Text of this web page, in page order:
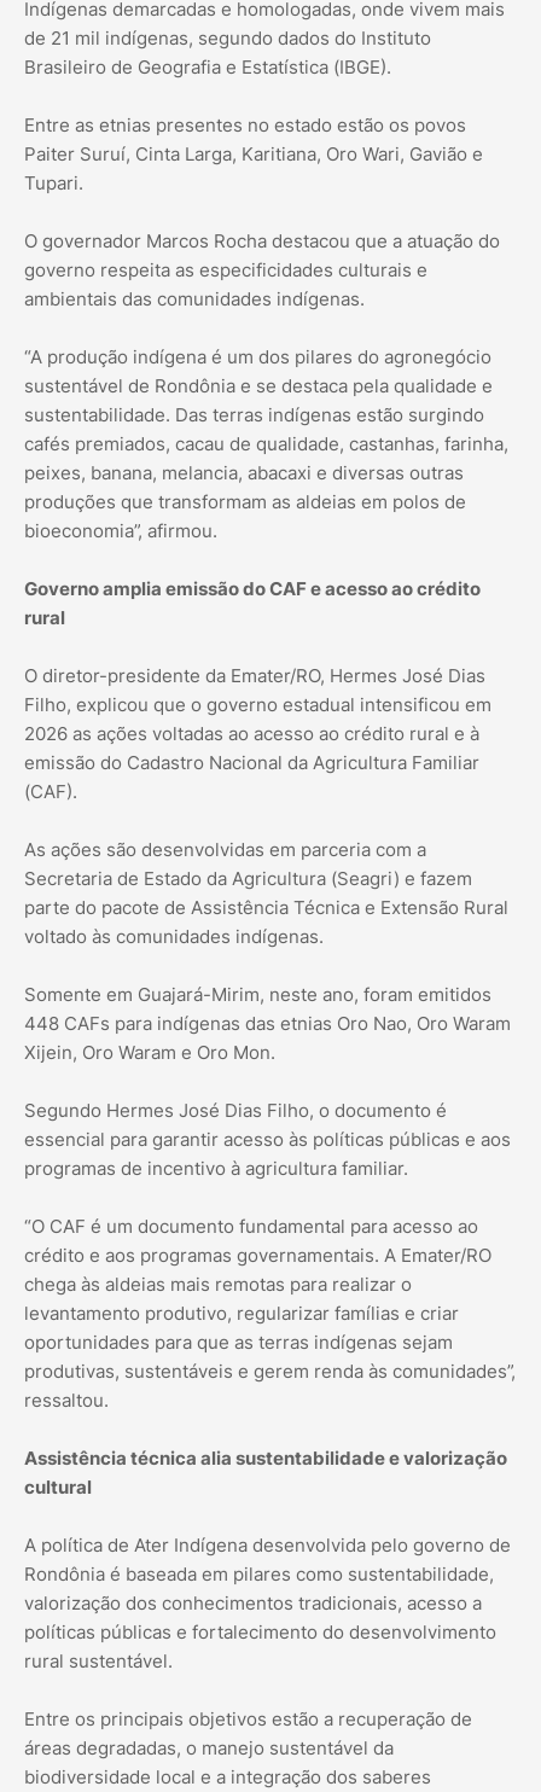
Indígenas demarcadas e homologadas, onde vivem mais
de 21 mil indígenas, segundo dados do Instituto
Brasileiro de Geografia e Estatística (IBGE).
Entre as etnias presentes no estado estão os povos
Paiter Suruí, Cinta Larga, Karitiana, Oro Wari, Gavião e
Tupari.
O governador Marcos Rocha destacou que a atuação do
governo respeita as especificidades culturais e
ambientais das comunidades indígenas.
“A produção indígena é um dos pilares do agronegócio
sustentável de Rondônia e se destaca pela qualidade e
sustentabilidade. Das terras indígenas estão surgindo
cafés premiados, cacau de qualidade, castanhas, farinha,
peixes, banana, melancia, abacaxi e diversas outras
produções que transformam as aldeias em polos de
bioeconomia”, afirmou.
Governo amplia emissão do CAF e acesso ao crédito
rural
O diretor-presidente da Emater/RO, Hermes José Dias
Filho, explicou que o governo estadual intensificou em
2026 as ações voltadas ao acesso ao crédito rural e à
emissão do Cadastro Nacional da Agricultura Familiar
(CAF).
As ações são desenvolvidas em parceria com a
Secretaria de Estado da Agricultura (Seagri) e fazem
parte do pacote de Assistência Técnica e Extensão Rural
voltado às comunidades indígenas.
Somente em Guajará-Mirim, neste ano, foram emitidos
448 CAFs para indígenas das etnias Oro Nao, Oro Waram
Xijein, Oro Waram e Oro Mon.
Segundo Hermes José Dias Filho, o documento é
essencial para garantir acesso às políticas públicas e aos
programas de incentivo à agricultura familiar.
“O CAF é um documento fundamental para acesso ao
crédito e aos programas governamentais. A Emater/RO
chega às aldeias mais remotas para realizar o
levantamento produtivo, regularizar famílias e criar
oportunidades para que as terras indígenas sejam
produtivas, sustentáveis e gerem renda às comunidades”,
ressaltou.
Assistência técnica alia sustentabilidade e valorização
cultural
A política de Ater Indígena desenvolvida pelo governo de
Rondônia é baseada em pilares como sustentabilidade,
valorização dos conhecimentos tradicionais, acesso a
políticas públicas e fortalecimento do desenvolvimento
rural sustentável.
Entre os principais objetivos estão a recuperação de
áreas degradadas, o manejo sustentável da
biodiversidade local e a integração dos saberes